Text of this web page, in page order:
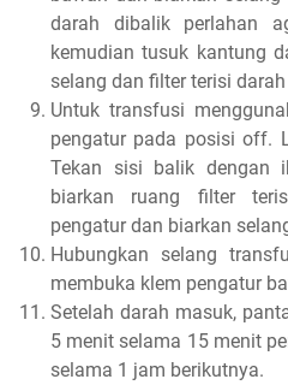
darah dibalik perlahan
kemudian tusuk kantung
selang dan filter terisi darah
Untuk transfusi
pengatur pada posisi off.
Tekan sisi balik dengan
biarkan ruang filter
pengatur dan biarkan
Hubungkan selang
membuka klem pengatur
Setelah darah masuk,
5 menit selama 15 menit
selama 1 jam berikutnya.